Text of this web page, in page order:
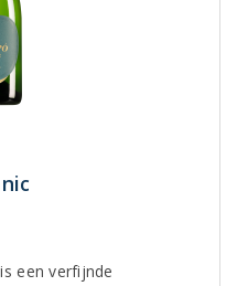
een verfijnde